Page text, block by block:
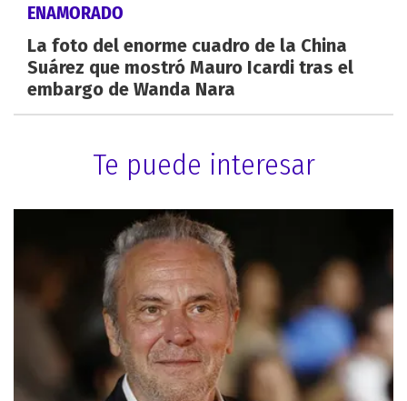
ENAMORADO
La foto del enorme cuadro de la China
Suárez que mostró Mauro Icardi tras el
embargo de Wanda Nara
Te puede interesar